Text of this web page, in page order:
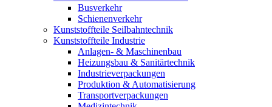
Busverkehr
Schienenverkehr
Kunststoffteile Seilbahntechnik
Kunststoffteile Industrie
Anlagen- & Maschinenbau
Heizungsbau & Sanitärtechnik
Industrieverpackungen
Produktion & Automatisierung
Transportverpackungen